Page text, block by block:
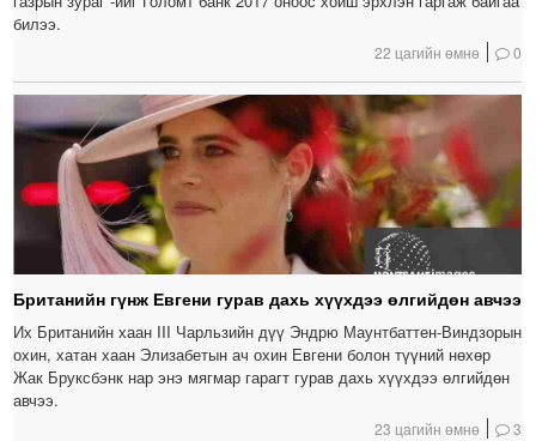
билээ.
22 цагийн өмнө 0
Британийн гүнж Евгени гурав дахь хүүхдээ өлгийдөн авчээ
Их Британийн хаан III Чарльзийн дүү Эндрю Маунтбаттен-Виндзорын
охин, хатан хаан Элизабетын ач охин Евгени болон түүний нөхөр
Жак Бруксбэнк нар энэ мягмар гарагт гурав дахь хүүхдээ өлгийдөн
авчээ.
23 цагийн өмнө 3